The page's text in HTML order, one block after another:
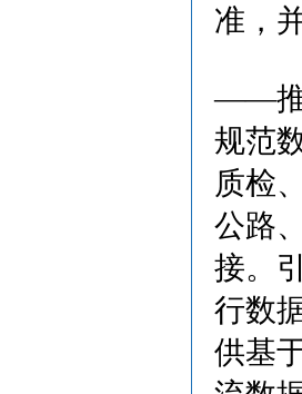
准，
——推
规范
质检
公路
接。
行数
供基